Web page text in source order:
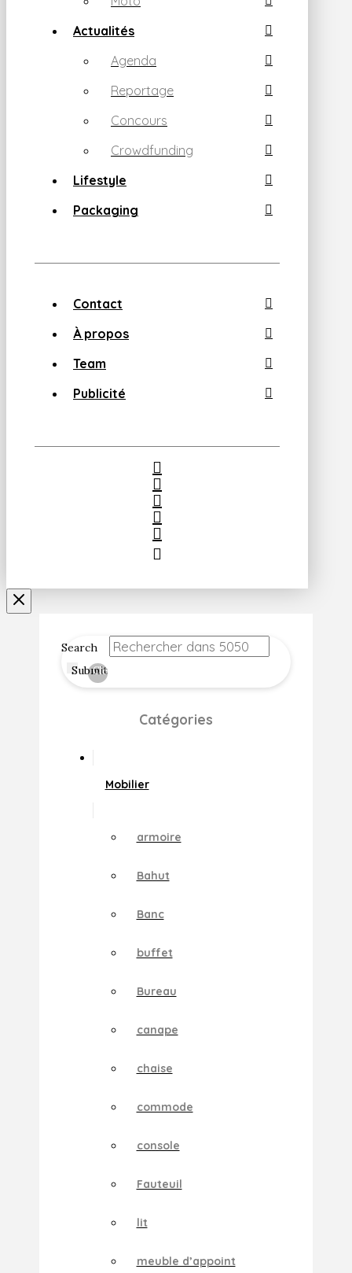
Actualités
Agenda
Reportage
Concours
Crowdfunding
Lifestyle
Packaging
Contact
À propos
Team
Publicité
Search
Submit
Clear
Catégories
Mobilier
armoire
Bahut
Banc
buffet
Bureau
canape
chaise
commode
console
Fauteuil
lit
meuble d’appoint